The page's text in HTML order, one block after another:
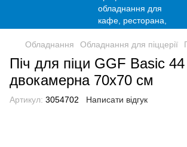
Обладнання Обладнання для піццерії
Піч для піци GGF Basic
двокамерна 70х70 см
Артикул: 3054702 Написати відгук